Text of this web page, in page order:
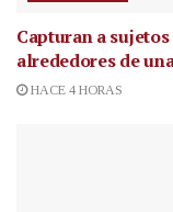
Capturan a
alrededores de
HACE 4 HORAS